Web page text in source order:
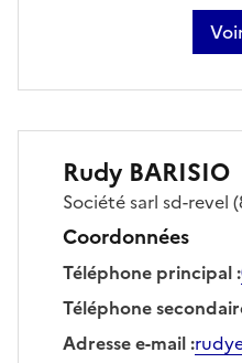
Rudy BARISIO
Sociétésarl sd-revel
Coordonnées
Téléphone principal:
Téléphone
Adresse e-mail: